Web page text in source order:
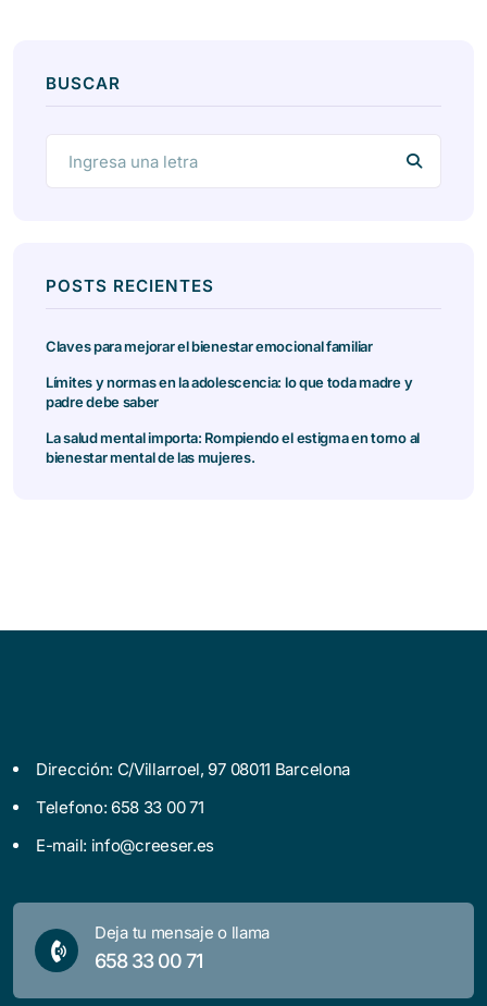
BUSCAR
POSTS RECIENTES
Claves para mejorar el bienestar emocional familiar
Límites y normas en la adolescencia: lo que toda madre y
padre debe saber
La salud mental importa: Rompiendo el estigma en torno al
bienestar mental de las mujeres.
Dirección: C/Villarroel, 97 08011 Barcelona
Telefono: 658 33 00 71
E-mail: info@creeser.es
Deja tu mensaje o llama
658 33 00 71